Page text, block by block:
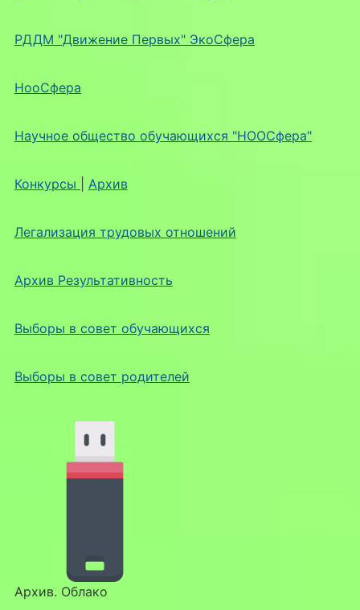
РДДМ "Движение Первых" ЭкоСфера
НооСфера
Научное общество обучающихся "НООСфера"
Конкурсы Архив
Легализация трудовых отношений
Архив Результативность
Выборы в совет обучающихся
Выборы в совет родителей
Архив. Облако